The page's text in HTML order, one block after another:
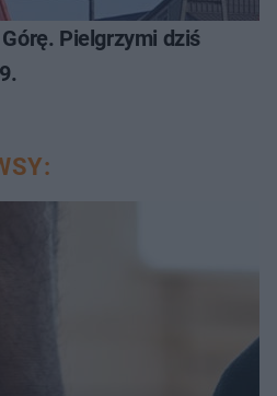
Pielgrzymi dziś